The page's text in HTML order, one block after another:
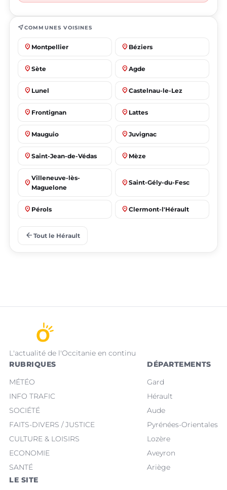
near_meCOMMUNES VOISINES
place Montpellier place Béziers
place Sète place Agde
place Lunel place Castelnau-le-Lez
place Frontignan place Lattes
place Mauguio place Juvignac
place Saint-Jean-de-Védas place Mèze
place
Villeneuve-lès-
Maguelone
place Saint-Gély-du-Fesc
place Pérols place Clermont-l'Hérault
place
arrow_back Tout le Hérault
L'actualité de l'Occitanie en continu
RUBRIQUES
MÉTÉO
INFO TRAFIC
SOCIÉTÉ
FAITS-DIVERS / JUSTICE
CULTURE & LOISIRS
ECONOMIE
SANTÉ
DÉPARTEMENTS
Gard
Hérault
Aude
Pyrénées-Orientales
Lozère
Aveyron
Ariège
LE SITE